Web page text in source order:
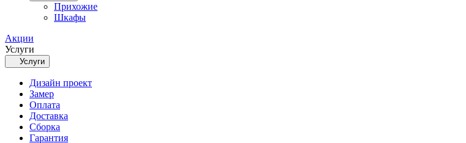
Прихожие
Шкафы
Акции
Услуги
Услуги
Дизайн проект
Замер
Оплата
Доставка
Сборка
Гарантия